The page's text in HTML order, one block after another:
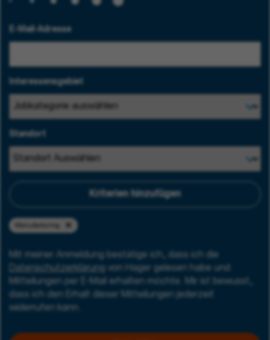
E-Mail-Adresse
Interessensgebiet
Standort
Kriterien hinzufügen
Mit meiner Anmeldung bestätige ich, dass ich die
Datenschutzerklärung
von Hager gelesen habe und
Mitteilungen per E-Mail erhalten möchte. Mir ist bewusst,
dass ich den Erhalt dieser Mitteilungen jederzeit
widerrufen kann.